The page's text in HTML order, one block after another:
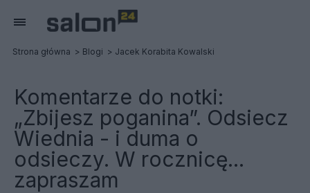
Strona główna Blogi Jacek Korabita Kowalski
Komentarze do notki:
„Zbijesz poganina”. Odsiecz
Wiednia - i duma o
odsieczy. W rocznicę...
zapraszam